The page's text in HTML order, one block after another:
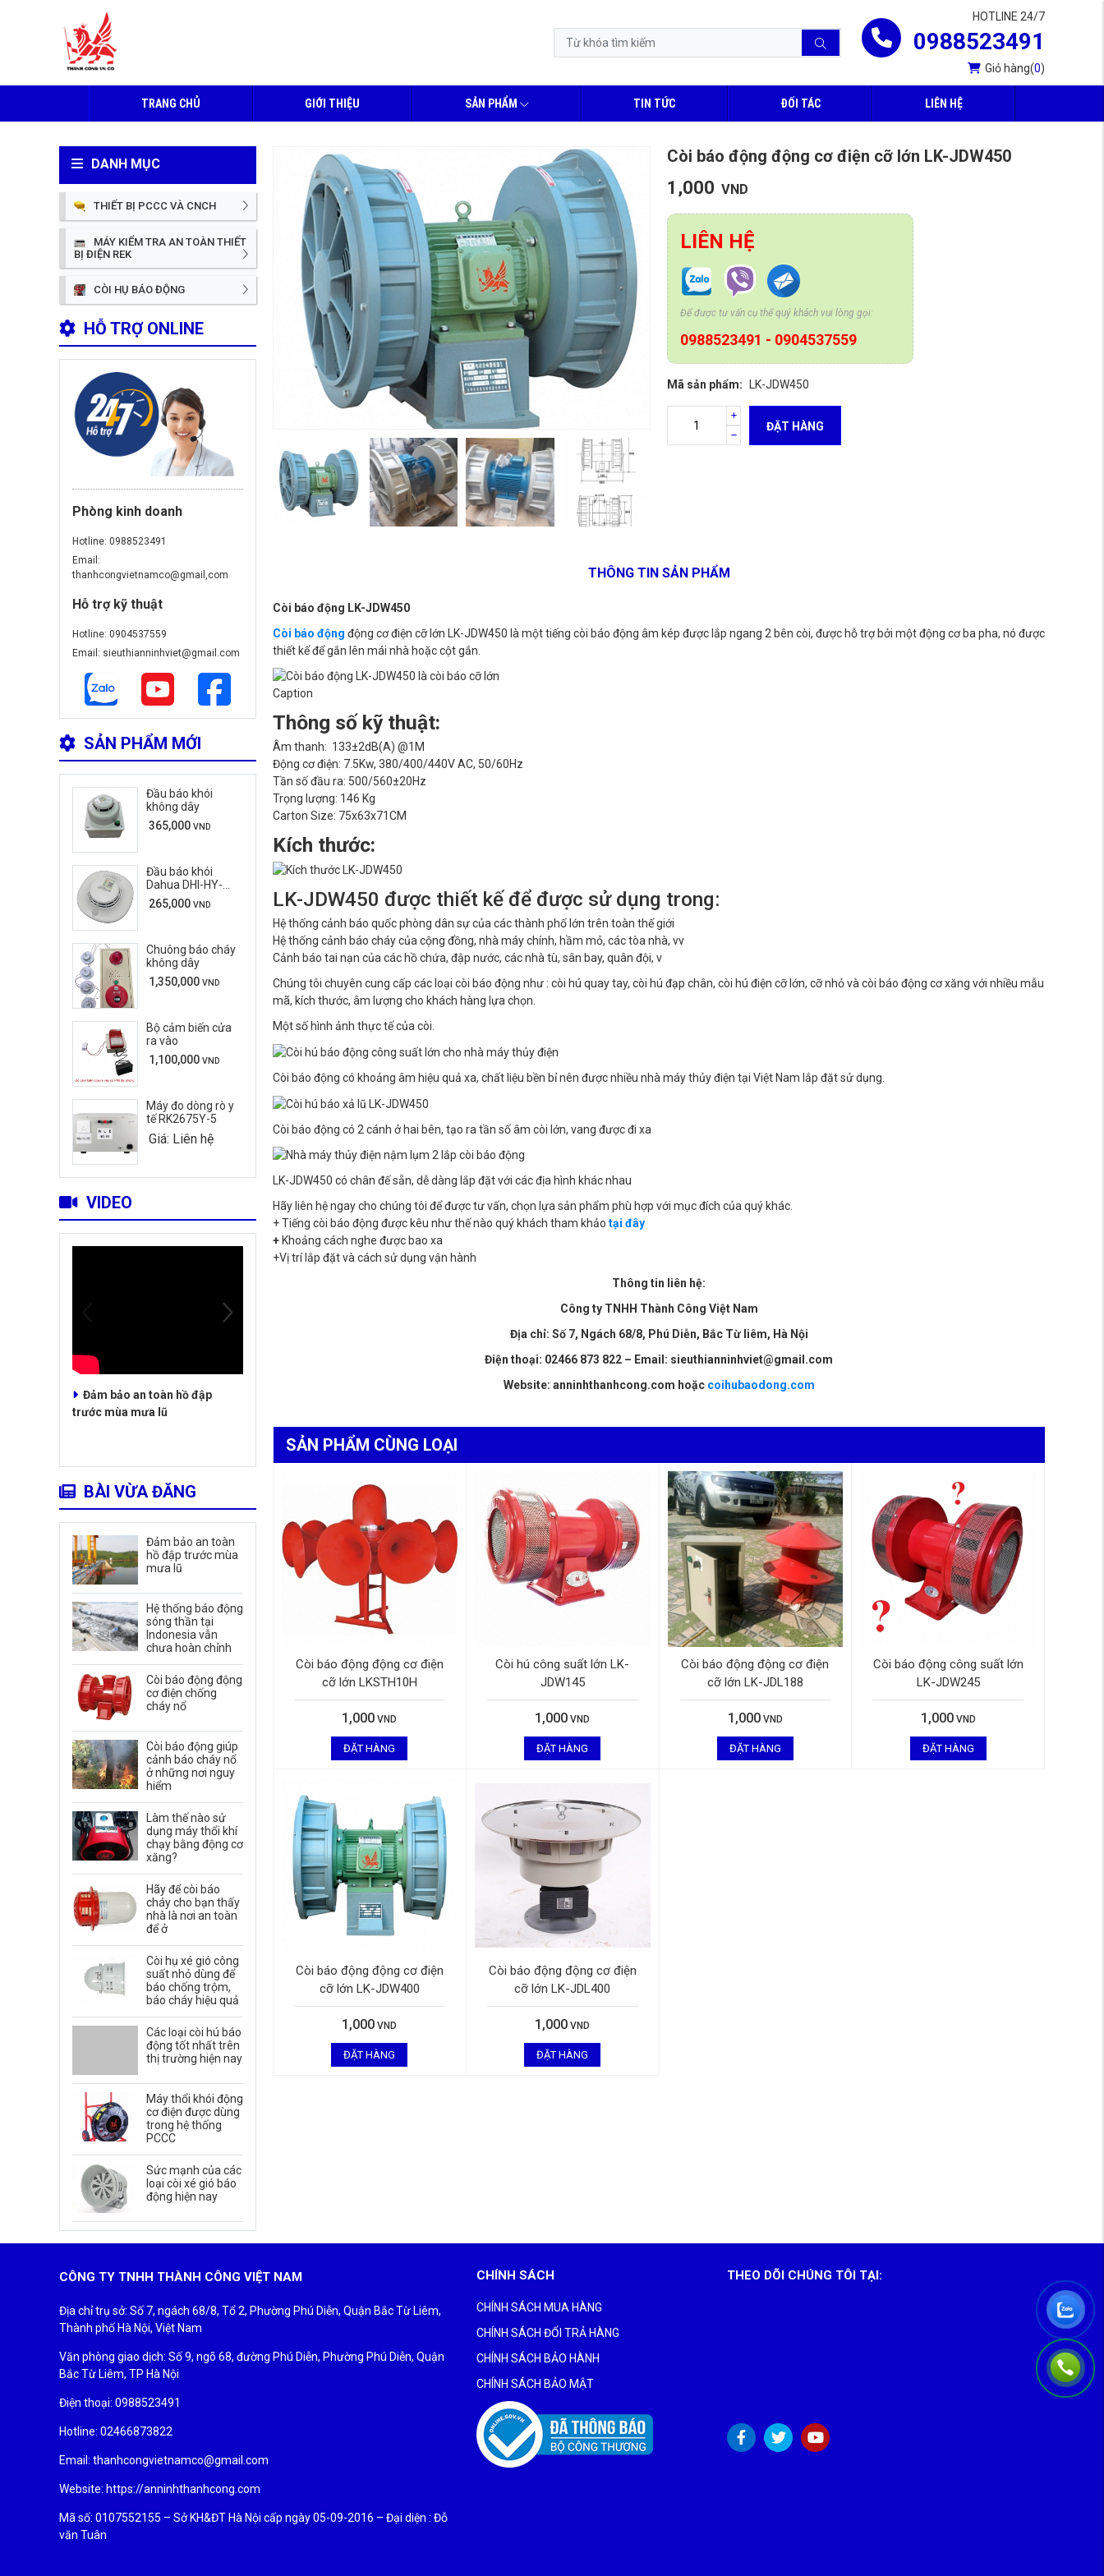
HOTLINE 24/7
0988523491
Giỏ hàng(0)
TRANG CHỦ GIỚI THIỆU SẢN PHẨM TIN TỨC ĐỐI TÁC LIÊN HỆ
DANH MỤC
THIẾT BỊ PCCC VÀ CNCH
MÁY KIỂM TRA AN TOÀN THIẾT
BỊ ĐIỆN REK
CÒI HỤ BÁO ĐỘNG
HỖ TRỢ ONLINE
Phòng kinh doanh
Hotline: 0988523491
Email:
thanhcongvietnamco@gmail,com
Hỗ trợ kỹ thuật
Hotline: 0904537559
Email: sieuthianninhviet@gmail.com
SẢN PHẨM MỚI
Đầu báo khói
không dây
365,000 VND
Đầu báo khói
Dahua DHI-HY-
C133
265,000 VND
Chuông báo cháy
không dây
1,350,000 VND
Bộ cảm biến cửa
ra vào
1,100,000 VND
Máy đo dòng rò y
tế RK2675Y-5
Giá: Liên hệ
VIDEO
Đảm bảo an toàn hồ đập
trước mùa mưa lũ
BÀI VỪA ĐĂNG
Đảm bảo an toàn
hồ đập trước mùa
mưa lũ
Hệ thống báo động
sóng thần tại
Indonesia vẫn
chưa hoàn chỉnh
Còi báo động động
cơ điện chống
cháy nổ
Còi báo động giúp
cảnh báo cháy nổ
ở những nơi nguy
hiểm
Làm thế nào sử
dụng máy thổi khí
chạy bằng động cơ
xăng?
Hãy để còi báo
cháy cho bạn thấy
nhà là nơi an toàn
để ở
Còi hụ xé gió công
suất nhỏ dùng để
báo chống trộm,
báo cháy hiệu quả
Các loại còi hú báo
động tốt nhất trên
thị trường hiện nay
Máy thổi khói động
cơ điện được dùng
trong hệ thống
PCCC
Sức mạnh của các
loại còi xé gió báo
động hiện nay
Còi báo động động cơ điện cỡ lớn LK-JDW450
1,000 VND
LIÊN HỆ
Để được tư vấn cụ thể quý khách vui lòng gọi:
0988523491 - 0904537559
Mã sản phẩm: LK-JDW450
ĐẶT HÀNG
THÔNG TIN SẢN PHẨM
Còi báo động LK-JDW450
Còi báo động động cơ điện cỡ lớn LK-JDW450 là một tiếng còi báo động âm kép được lắp ngang 2 bên còi, được hỗ trợ bởi một động cơ ba pha, nó được
thiết kế để gắn lên mái nhà hoặc cột gắn.
Caption
Thông số kỹ thuật:
Âm thanh: 133±2dB(A) @1M
Động cơ điện: 7.5Kw, 380/400/440V AC, 50/60Hz
Tần số đầu ra: 500/560±20Hz
Trọng lượng: 146 Kg
Carton Size: 75x63x71CM
Kích thước:
LK-JDW450 được thiết kế để được sử dụng trong:
Hệ thống cảnh báo quốc phòng dân sự của các thành phố lớn trên toàn thế giới
Hệ thống cảnh báo cháy của cộng đồng, nhà máy chính, hầm mỏ, các tòa nhà, vv
Cảnh báo tai nạn của các hồ chứa, đập nước, các nhà tù, sân bay, quân đội, v
Chúng tôi chuyên cung cấp các loại còi báo động như : còi hú quay tay, còi hú đạp chân, còi hú điện cỡ lớn, cỡ nhỏ và còi báo động cơ xăng với nhiều mẫu
mã, kích thước, âm lượng cho khách hàng lựa chọn.
Một số hình ảnh thực tế của còi.
Còi báo động có khoảng âm hiệu quả xa, chất liệu bền bỉ nên được nhiều nhà máy thủy điện tại Việt Nam lắp đặt sử dụng.
Còi báo động có 2 cánh ở hai bên, tạo ra tần số âm còi lớn, vang được đi xa
LK-JDW450 có chân đế sẵn, dễ dàng lắp đặt với các địa hình khác nhau
Hãy liên hệ ngay cho chúng tôi để được tư vấn, chọn lựa sản phẩm phù hợp với mục đích của quý khác.
+ Tiếng còi báo động được kêu như thế nào quý khách tham khảo tại đây
+ Khoảng cách nghe được bao xa
+Vị trí lắp đặt và cách sử dụng vận hành
Thông tin liên hệ:
Công ty TNHH Thành Công Việt Nam
Địa chỉ: Số 7, Ngách 68/8, Phú Diễn, Bắc Từ liêm, Hà Nội
Điện thoại: 02466 873 822 – Email: sieuthianninhviet@gmail.com
Website: anninhthanhcong.com hoặc coihubaodong.com
SẢN PHẨM CÙNG LOẠI
Còi báo động động cơ điện
cỡ lớn LKSTH10H
1,000 VND
ĐẶT HÀNG
Còi hú công suất lớn LK-
JDW145
1,000 VND
ĐẶT HÀNG
Còi báo động động cơ điện
cỡ lớn LK-JDL188
1,000 VND
ĐẶT HÀNG
Còi báo động công suất lớn
LK-JDW245
1,000 VND
ĐẶT HÀNG
Còi báo động động cơ điện
cỡ lớn LK-JDW400
1,000 VND
ĐẶT HÀNG
Còi báo động động cơ điện
cỡ lớn LK-JDL400
1,000 VND
ĐẶT HÀNG
CÔNG TY TNHH THÀNH CÔNG VIỆT NAM
Địa chỉ trụ sở: Số 7, ngách 68/8, Tổ 2, Phường Phú Diễn, Quận Bắc Từ Liêm,
Thành phố Hà Nội, Việt Nam
Văn phòng giao dịch: Số 9, ngõ 68, đường Phú Diễn, Phường Phú Diễn, Quận
Bắc Từ Liêm, TP Hà Nội
Điện thoại: 0988523491
Hotline: 02466873822
Email: thanhcongvietnamco@gmail.com
Website: https://anninhthanhcong.com
Mã số: 0107552155 – Sở KH&ĐT Hà Nội cấp ngày 05-09-2016 – Đại diện : Đỗ
văn Tuân
CHÍNH SÁCH
CHÍNH SÁCH MUA HÀNG
CHÍNH SÁCH ĐỔI TRẢ HÀNG
CHÍNH SÁCH BẢO HÀNH
CHÍNH SÁCH BẢO MẬT
THEO DÕI CHÚNG TÔI TẠI: